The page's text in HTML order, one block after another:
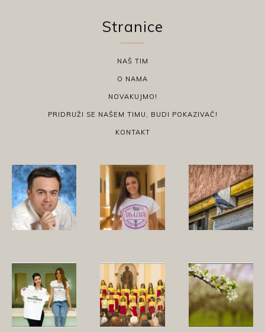
Stranice
NAŠ TIM
O NAMA
NOVAKUJMO!
PRIDRUŽI SE NAŠEM TIMU, BUDI POKAZIVAČ!
KONTAKT